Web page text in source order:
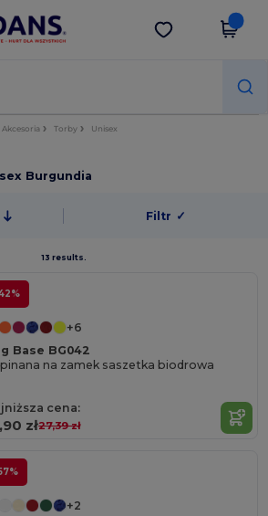
aplikacji!
Pobierz app
Torby Unisex
Burgundia
Filtr ✓
13 results.
+6
Base BG042
na zamek saszetka biodrowa
cena:
zł27,39 zł
+2